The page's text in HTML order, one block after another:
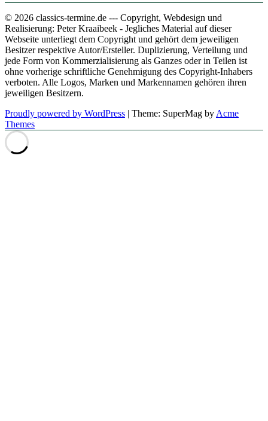
© 2026 classics-termine.de --- Copyright, Webdesign und
Realisierung: Peter Kraaibeek - Jegliches Material auf dieser
Webseite unterliegt dem Copyright und gehört dem jeweiligen
Besitzer respektive Autor/Ersteller. Duplizierung, Verteilung und
jede Form von Kommerzialisierung als Ganzes oder in Teilen ist
ohne vorherige schriftliche Genehmigung des Copyright-Inhabers
verboten. Alle Logos, Marken und Markennamen gehören ihren
jeweiligen Besitzern.
Proudly powered by WordPress | Theme: SuperMag by Acme
Themes